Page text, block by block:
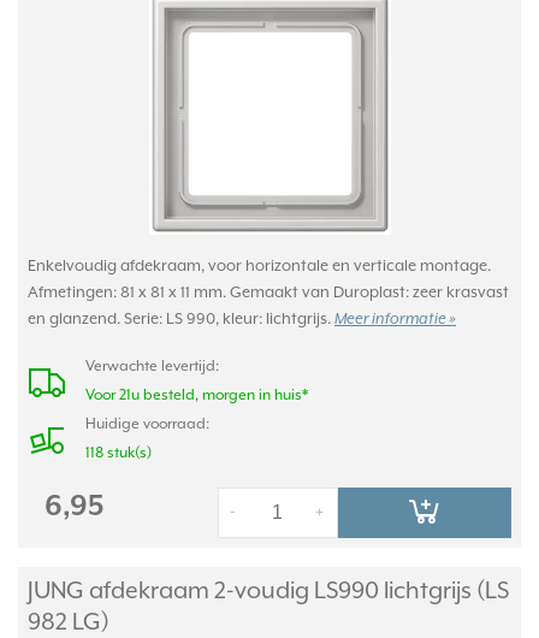
Enkelvoudig afdekraam, voor horizontale en verticale montage.
Afmetingen: 81 x 81 x 11 mm. Gemaakt van Duroplast: zeer krasvast
en glanzend. Serie: LS 990, kleur: lichtgrijs. Meer informatie »
Verwachte levertijd:
Voor 21u besteld, morgen in huis*
Huidige voorraad:
118 stuk(s)
6,95 +
-
JUNG afdekraam 2-voudig LS990 lichtgrijs (LS
982 LG)